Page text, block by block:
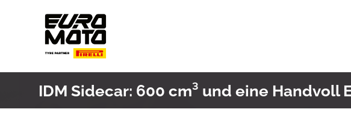
IDM Sidecar: 600 cm³ und eine Handvoll